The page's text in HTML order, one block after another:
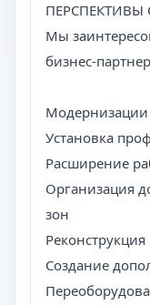
ПЕРСПЕКТИВЫ
Мы
бизнес-
Модернизации
Установка
Расширение
Организация
зон
Создание